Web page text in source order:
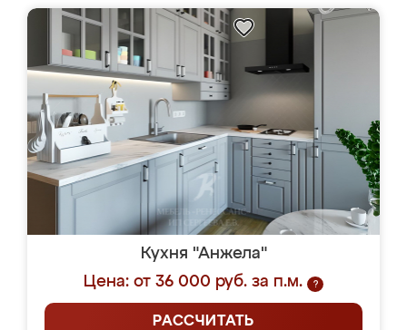
Кухня "Анжела"
Цена: от 36 000 руб. за п.м.
?
РАССЧИТАТЬ